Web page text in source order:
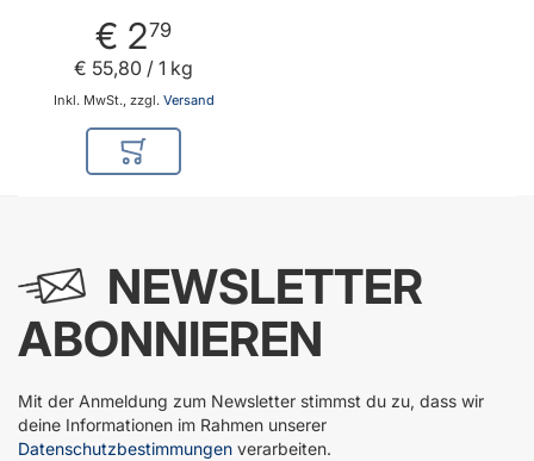
€ 279
Inkl. MwSt., zzgl. Versand
€ 55,80 / 1 kg
In den Warenkorb
NEWSLETTER
ABONNIEREN
Mit der Anmeldung zum Newsletter stimmst du zu, dass wir
deine Informationen im Rahmen unserer
Datenschutzbestimmungen verarbeiten.